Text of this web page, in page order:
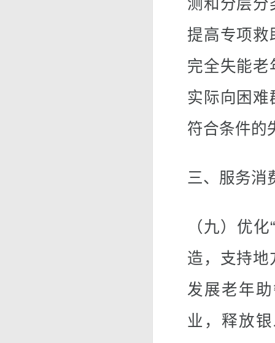
测和分层分
提高专项救
完全失能老
实际向困难
符合条件的
三、服务消
（九）优
造，支持地
发展老年
业，释放